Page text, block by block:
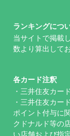
ランキングにつ
当サイトで掲載
数より算出して
各カード注釈
・三井住友カード
・三井住友カー
ポイント付与に
クドナルド等の